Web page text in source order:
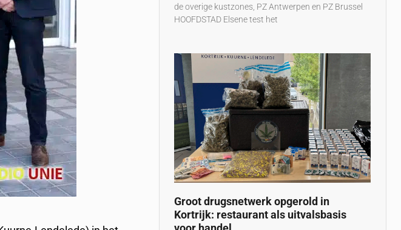
de overige kustzones, PZ Antwerpen en PZ Brussel
HOOFDSTAD Elsene test het
Groot drugsnetwerk opgerold in
Kortrijk: restaurant als uitvalsbasis